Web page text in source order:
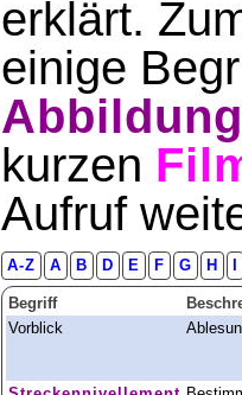
erklärt.
einige
kurzen
Aufruf
A-Z A B D E F G H
Begriff
Vorblick